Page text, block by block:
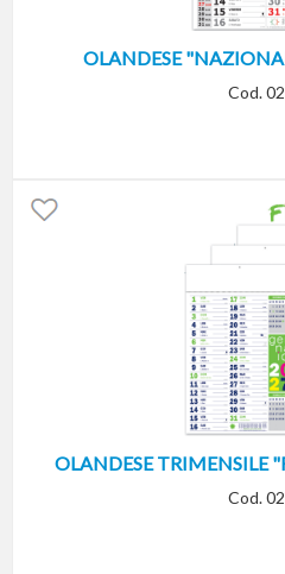
OLANDESE
Cod.
OLANDESE TRIMENSILE
Cod.